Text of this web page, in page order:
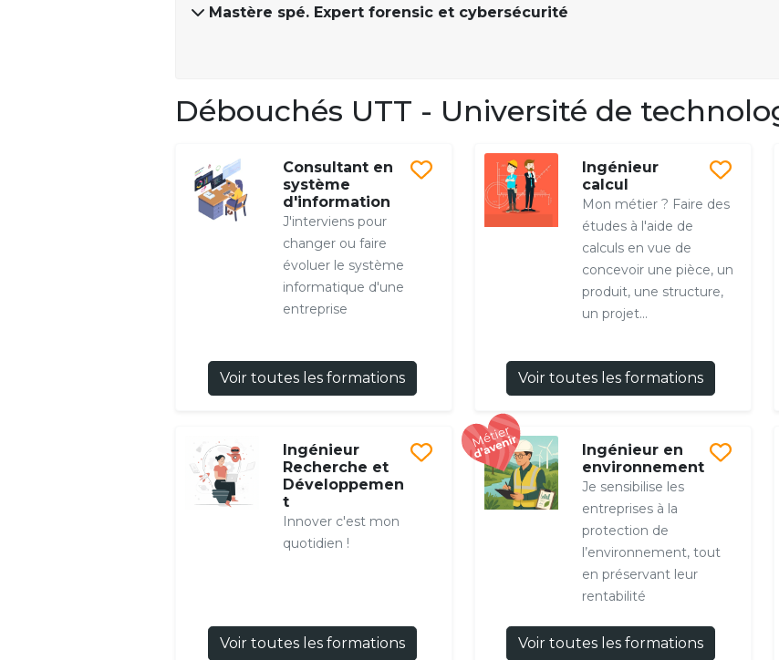
Mastère spé. Expert forensic et cybersécurité
Débouchés UTT - Université de
Consultant en
système
d'information
J'interviens pour
changer ou faire
évoluer le système
informatique d'une
entreprise
Voir toutes les formations
Ingénieur
calcul
Mon métier ? Faire des
études à l'aide de
calculs en vue de
concevoir une pièce, un
produit, une structure,
un projet...
Voir toutes les formations
Ingénieur
Recherche et
Développemen
t
Innover c'est mon
quotidien !
Voir toutes les formations
Ingénieur en
environnement
Je sensibilise les
entreprises à la
protection de
l’environnement, tout
en préservant leur
rentabilité
Voir toutes les formations